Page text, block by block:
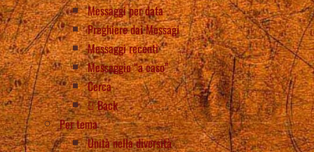
Messaggi per data
Preghiere dai Messagi
Messaggi recenti
Messaggio “a caso”
Cerca
Back
Per tema
Unità nella diversità